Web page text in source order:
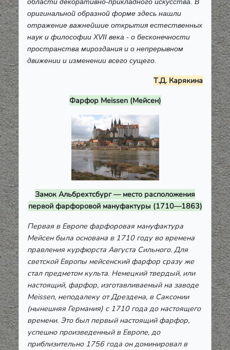
области декоративно-прикладного искусства. В
оригинальной образной форме здесь нашли
отражение важнейшие открытия естественных
наук и философии XVII века - о бесконечности
пространства мироздания и о непрерывном
движении и изменении всего сущего.
Т.Д. Карякина
Фарфор Meissen (Мейсен)
Замок Альбрехтсбург — место расположения
первой фарфоровой мануфактуры (1710—1863)
Первая в Европе фарфоровая мануфактура
Мейсен была основана в 1710 году во времена
правления курфюрста Августа Сильного. Для
светской Европы мейсенский фарфор сразу же
стал предметом культа. Немецкий твердый, или
настоящий, фарфор, изготавливаемый на заводе
Meissen, неподалеку от Дрездена, в Саксонии
(нынешняя Германия) с 1710 года до настоящего
времени. Это был первый настоящий фарфор,
успешно произведенный в Европе, до
приблизительно 1756 года он доминировал в